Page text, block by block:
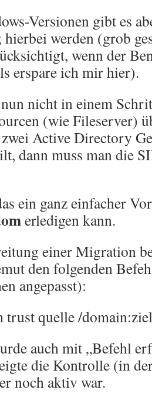
Versionen gibt es
werden (grob
wenn der
erspare ich mir hier).
nicht in einem
(wie Fileserver)
Active Directory
dann muss man die
ein ganz einfacher
erledigen kann.
einer Migration
den folgenden
angepasst):
trust quelle /
auch mit „Befehl
die Kontrolle (in
noch aktiv war.